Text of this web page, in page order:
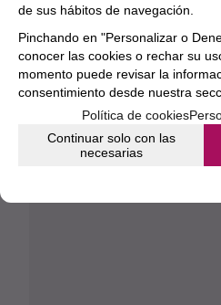
de sus hábitos de navegación.
Pinchando en "Personalizar o
conocer las cookies o rechar su
momento puede revisar la
consentimiento desde nuestra
Política de cookies
Continuar solo con las
necesarias